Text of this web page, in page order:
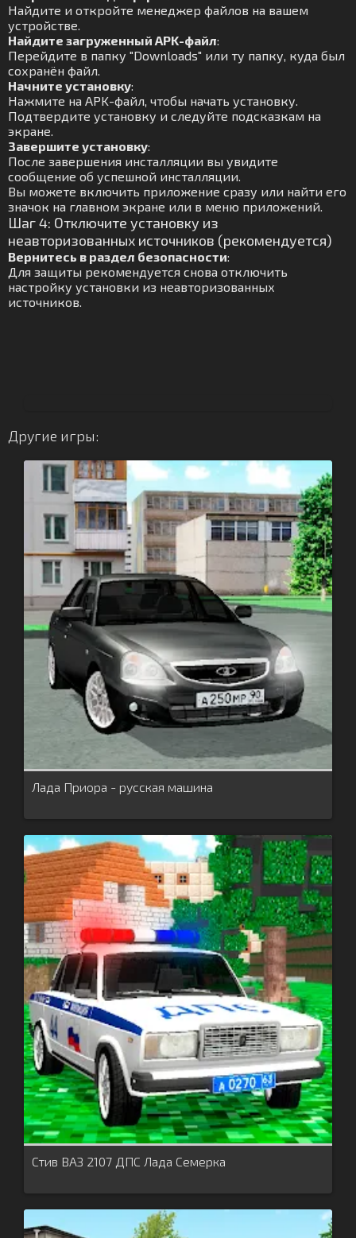
Найдите и откройте менеджер файлов на вашем
устройстве.
Найдите загруженный APK-файл:
Перейдите в папку "Downloads" или ту папку, куда был
сохранён файл.
Начните установку:
Нажмите на APK-файл, чтобы начать установку.
Подтвердите установку и следуйте подсказкам на
экране.
Завершите установку:
После завершения инсталляции вы увидите
сообщение об успешной инсталляции.
Вы можете включить приложение сразу или найти его
значок на главном экране или в меню приложений.
Шаг 4: Отключите установку из
неавторизованных источников (рекомендуется)
Вернитесь в раздел безопасности:
Для защиты рекомендуется снова отключить
настройку установки из неавторизованных
источников.
Другие игры:
Лада Приора - русская машина
Стив ВАЗ 2107 ДПС Лада Семерка